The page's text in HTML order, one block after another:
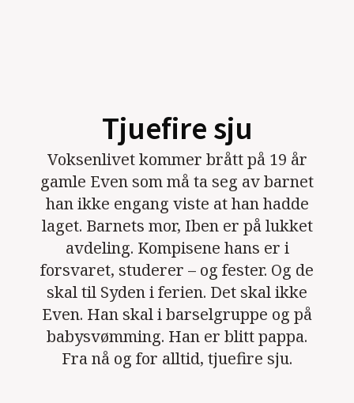
Tjuefire sju
Voksenlivet kommer brått på 19 år
gamle Even som må ta seg av barnet
han ikke engang viste at han hadde
laget. Barnets mor, Iben er på lukket
avdeling. Kompisene hans er i
forsvaret, studerer – og fester. Og de
skal til Syden i ferien. Det skal ikke
Even. Han skal i barselgruppe og på
babysvømming. Han er blitt pappa.
Fra nå og for alltid, tjuefire sju.